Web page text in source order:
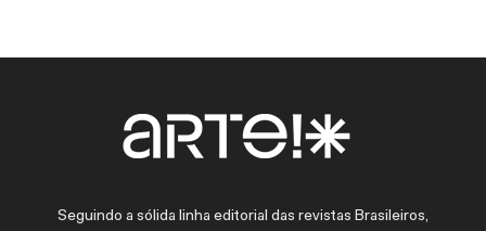
Seguindo a sólida linha editorial das revistas Brasileiros,